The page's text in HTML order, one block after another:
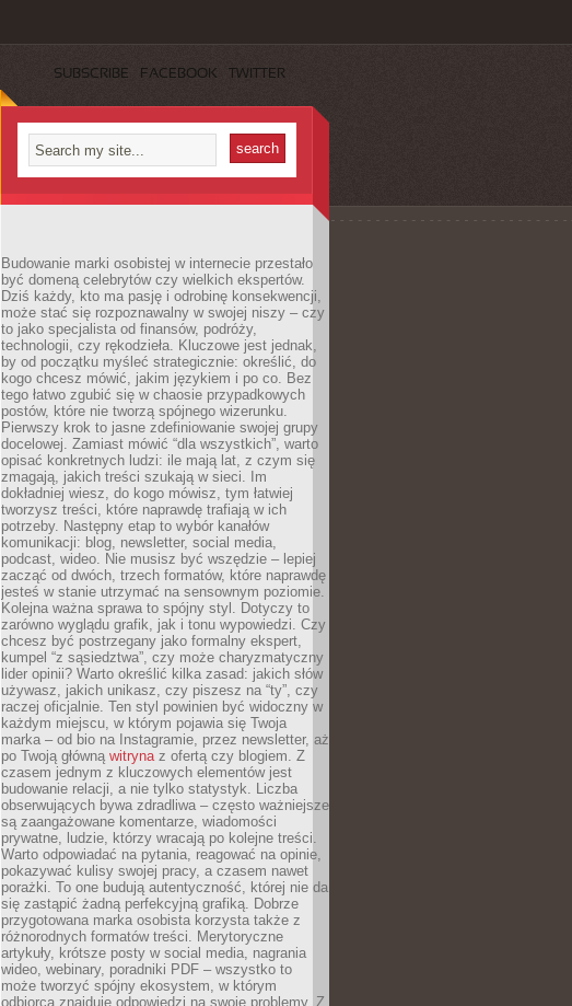
SUBSCRIBE FACEBOOK TWITTER
Budowanie marki osobistej w internecie przestało
być domeną celebrytów czy wielkich ekspertów.
Dziś każdy, kto ma pasję i odrobinę konsekwencji,
może stać się rozpoznawalny w swojej niszy – czy
to jako specjalista od finansów, podróży,
technologii, czy rękodzieła. Kluczowe jest jednak,
by od początku myśleć strategicznie: określić, do
kogo chcesz mówić, jakim językiem i po co. Bez
tego łatwo zgubić się w chaosie przypadkowych
postów, które nie tworzą spójnego wizerunku.
Pierwszy krok to jasne zdefiniowanie swojej grupy
docelowej. Zamiast mówić “dla wszystkich”, warto
opisać konkretnych ludzi: ile mają lat, z czym się
zmagają, jakich treści szukają w sieci. Im
dokładniej wiesz, do kogo mówisz, tym łatwiej
tworzysz treści, które naprawdę trafiają w ich
potrzeby. Następny etap to wybór kanałów
komunikacji: blog, newsletter, social media,
podcast, wideo. Nie musisz być wszędzie – lepiej
zacząć od dwóch, trzech formatów, które naprawdę
jesteś w stanie utrzymać na sensownym poziomie.
Kolejna ważna sprawa to spójny styl. Dotyczy to
zarówno wyglądu grafik, jak i tonu wypowiedzi. Czy
chcesz być postrzegany jako formalny ekspert,
kumpel “z sąsiedztwa”, czy może charyzmatyczny
lider opinii? Warto określić kilka zasad: jakich słów
używasz, jakich unikasz, czy piszesz na “ty”, czy
raczej oficjalnie. Ten styl powinien być widoczny w
każdym miejscu, w którym pojawia się Twoja
marka – od bio na Instagramie, przez newsletter, aż
po Twoją główną witrynaz ofertą czy blogiem. Z
czasem jednym z kluczowych elementów jest
budowanie relacji, a nie tylko statystyk. Liczba
obserwujących bywa zdradliwa – często ważniejsze
są zaangażowane komentarze, wiadomości
prywatne, ludzie, którzy wracają po kolejne treści.
Warto odpowiadać na pytania, reagować na opinie,
pokazywać kulisy swojej pracy, a czasem nawet
porażki. To one budują autentyczność, której nie da
się zastąpić żadną perfekcyjną grafiką. Dobrze
przygotowana marka osobista korzysta także z
różnorodnych formatów treści. Merytoryczne
artykuły, krótsze posty w social media, nagrania
wideo, webinary, poradniki PDF – wszystko to
może tworzyć spójny ekosystem, w którym
odbiorca znajduje odpowiedzi na swoje problemy. Z